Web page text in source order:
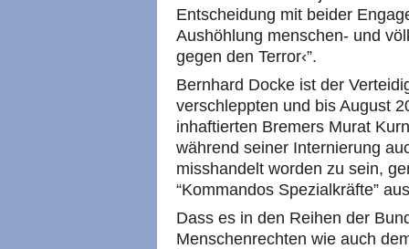
Entscheidung mit beider
Aushöhlung menschen- und
gegen den Terror‹”.
Bernhard Docke ist der
verschleppten und bis August
inhaftierten Bremers Murat
während seiner Internierung
misshandelt worden zu sein,
“Kommandos Spezialkräfte”
Dass es in den Reihen der
Menschenrechten wie auch